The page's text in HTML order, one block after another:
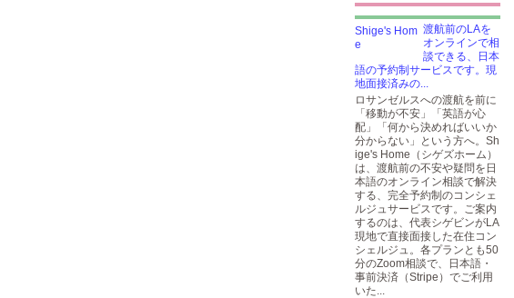
渡航前のLAを
オンラインで相
談できる、日本
語の予約制サービスです。現
地面接済みの...
ロサンゼルスへの渡航を前に
「移動が不安」「英語が心
配」「何から決めればいいか
分からない」という方へ。Sh
ige's Home（シゲズホーム）
は、渡航前の不安や疑問を日
本語のオンライン相談で解決
する、完全予約制のコンシェ
ルジュサービスです。ご案内
するのは、代表シゲビンがLA
現地で直接面接した在住コン
シェルジュ。各プランとも50
分のZoom相談で、日本語・
事前決済（Stripe）でご利用
いた...